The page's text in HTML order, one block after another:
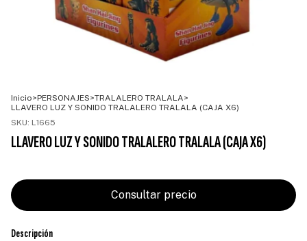
Inicio>PERSONAJES>TRALALERO TRALALA>
LLAVERO LUZ Y SONIDO TRALALERO TRALALA (CAJA X6)
SKU: L1665
LLAVERO LUZ Y SONIDO TRALALERO TRALALA (CAJA X6)
Descripción